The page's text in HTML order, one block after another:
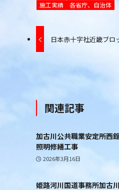
施工実績 各省庁、自治体
日本赤十字社近畿ブロ
関連記事
加古川公共職業安定所西
照明修繕工事
2026年3月16日
姫路河川国道事務所加古